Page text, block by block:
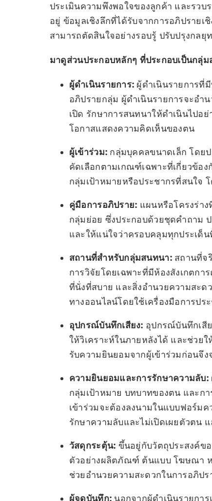
ประเมินความพึงพอใจของลูกค้า และรว
อยู่ ข้อมูลเชิงลึกที่ได้รับจากการอภิปราย
สามารถตัดสินใจอย่างรอบรู้ ปรับปรุงกล
มาดูส่วนประกอบหลักๆ ที่ประกอบเป็นกลุ่
ผู้ดำเนินรายการ: ผู้ดำเนินรายการที่
อภิปรายกลุ่ม ผู้ดำเนินรายการจะอำ
เปิด รักษาการสนทนาให้ดำเนินไปอ
โอกาสแสดงความคิดเห็นของตน
ผู้เข้าร่วม: กลุ่มบุคคลขนาดเล็ก โดย
คัดเลือกตามเกณฑ์เฉพาะที่เกี่ยวข้อ
กลุ่มเป้าหมายหรือประชากรที่สนใจ
คู่มือการอภิปราย: แผนหรือโครงร่า
กลุ่มย่อย ซึ่งประกอบด้วยชุดคำถาม
และให้แน่ใจว่าครอบคลุมทุกประเด็น
สถานที่สำหรับกลุ่มสนทนา:สถานที่จ
การวิจัยโดยเฉพาะที่มีห้องสังเกตกา
ที่นั่งที่สบาย และสิ่งอำนวยความสะด
ทางออนไลน์โดยใช้เครื่องมือการปร
อุปกรณ์บันทึกเสียง: อุปกรณ์บันทึกเสี
ให้วิเคราะห์ในภายหลังได้ และช่วย
รับความยินยอมจากผู้เข้าร่วมก่อนจึ
ความยินยอมและการรักษาความลับ:
กลุ่มเป้าหมาย บทบาทของตน และก
เข้าร่วมจะต้องลงนามในแบบฟอร์ม
รักษาความลับและไม่เปิดเผยตัวตน
วัสดุกระตุ้น: ขึ้นอยู่กับวัตถุประสงค์ข
ตัวอย่างผลิตภัณฑ์ ต้นแบบ โฆษณา ห
ช่วยอำนวยความสะดวกในการอภิป
ผู้จดบันทึก: นอกจากผู้ดำเนินรายกา